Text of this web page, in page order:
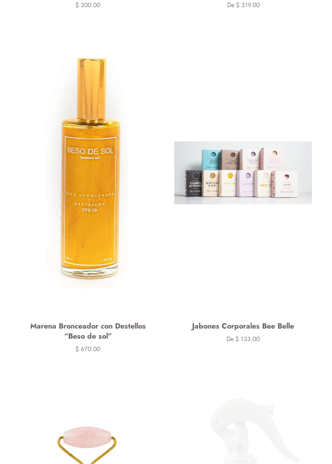
Precio
$ 300.00 De $ 319.00
Marena Bronceador con Destellos
“Beso de sol”
Precio
$ 670.00
Jabones Corporales Bee Belle
De $ 133.00